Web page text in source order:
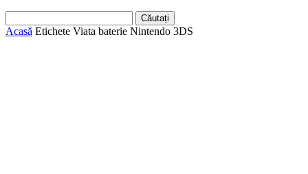
Acasă Etichete Viata baterie Nintendo 3DS